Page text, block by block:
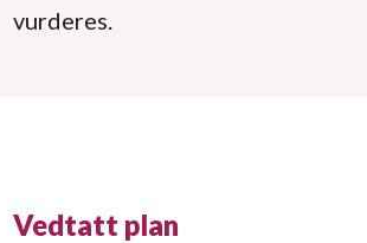
vurderes.
Vedtatt plan